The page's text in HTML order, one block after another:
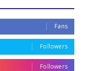
Fans
Followers
Followers